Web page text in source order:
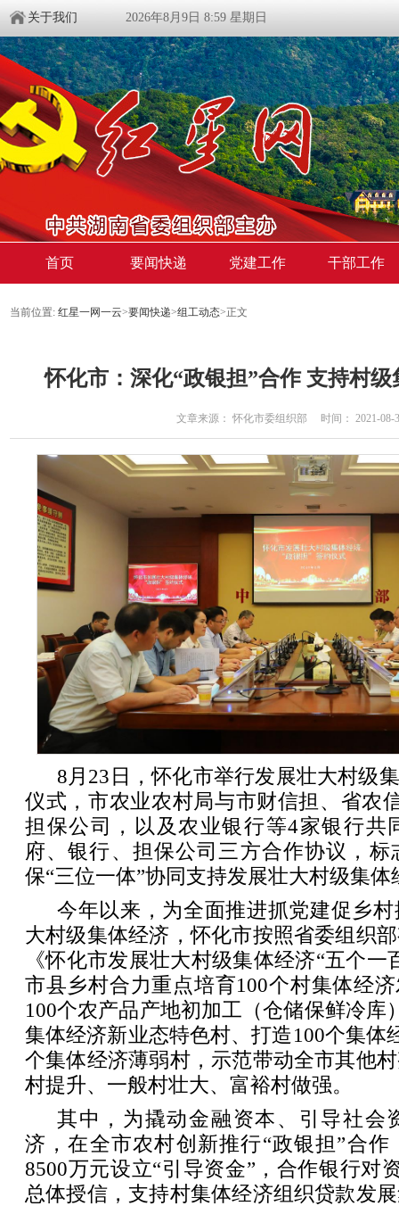
关于我们 2026年8月9日 8:59 星期日
首页 要闻快递 党建工作 干部工作
当前位置: 红星一网一云>要闻快递>组工动态>正文
怀化市：深化“政银担”合作 支持村
文章来源： 怀化市委组织部 时间： 2021-08-
8月23日，怀化市举行发展壮大村级
仪式，市农业农村局与市财信担、省农
担保公司，以及农业银行等4家银行共
府、银行、担保公司三方合作协议，
保“三位一体”协同支持发展壮大村级集
今年以来，为全面推进抓党建促乡
大村级集体经济，怀化市按照省委组织
《怀化市发展壮大村级集体经济“五个
市县乡村合力重点培育100个村集体经
100个农产品产地初加工（仓储保鲜冷库
集体经济新业态特色村、打造100个集体
个集体经济薄弱村，示范带动全市其他
村提升、一般村壮大、富裕村做强。
其中，为撬动金融资本、引导社会
济，在全市农村创新推行“政银担”合
8500万元设立“引导资金”，合作银行对
总体授信，支持村集体经济组织贷款发